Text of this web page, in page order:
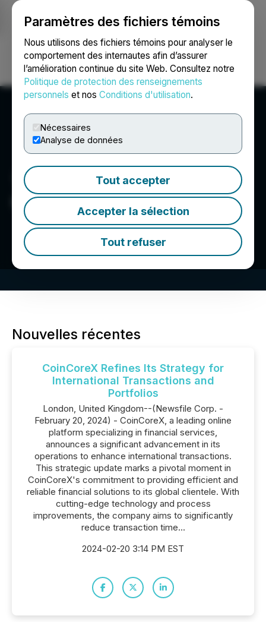
Paramètres des fichiers témoins
Nous utilisons des fichiers témoins pour analyser le
comportement des internautes afin d’assurer
l’amélioration continue du site Web. Consultez notre
Politique de protection des renseignements
personnels et nos Conditions d'utilisation.
Nécessaires
Analyse de données
Tout accepter
Accepter la sélection
Tout refuser
Ouvrir une session Recherche English
CoinCoreX
Nouvelles récentes
CoinCoreX Refines Its Strategy for
International Transactions and
Portfolios
London, United Kingdom--(Newsfile Corp. -
February 20, 2024) - CoinCoreX, a leading online
platform specializing in financial services,
announces a significant advancement in its
operations to enhance international transactions.
This strategic update marks a pivotal moment in
CoinCoreX's commitment to providing efficient and
reliable financial solutions to its global clientele. With
cutting-edge technology and process
improvements, the company aims to significantly
reduce transaction time...
2024-02-20 3:14 PM EST